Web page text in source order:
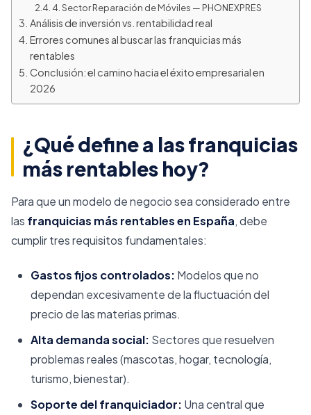
4. Sector Reparación de Móviles — PHONEXPRES
Análisis de inversión vs. rentabilidad real
Errores comunes al buscar las franquicias más
rentables
Conclusión: el camino hacia el éxito empresarial en
2026
¿Qué define a las franquicias
más rentables hoy?
Para que un modelo de negocio sea considerado entre
las franquicias más rentables en España, debe
cumplir tres requisitos fundamentales:
Gastos fijos controlados: Modelos que no
dependan excesivamente de la fluctuación del
precio de las materias primas.
Alta demanda social: Sectores que resuelven
problemas reales (mascotas, hogar, tecnología,
turismo, bienestar).
Soporte del franquiciador: Una central que